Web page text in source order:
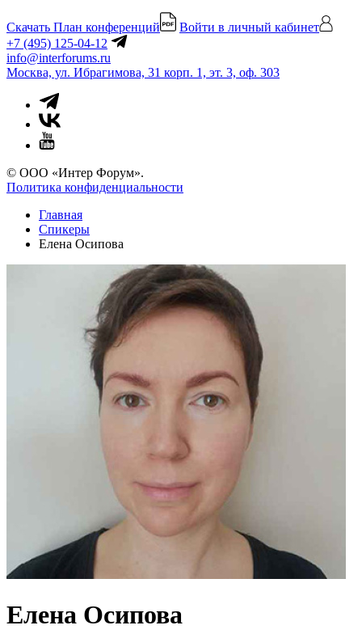
Скачать План конференций
Войти в личный кабинет
+7 (495) 125-04-12
info@interforums.ru
Москва, ул. Ибрагимова, 31 корп. 1, эт. 3, оф. 303
© ООО «Интер Форум».
Политика конфиденциальности
Главная
Спикеры
Елена Осипова
Елена Осипова